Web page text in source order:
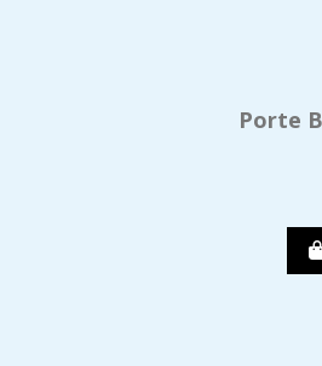
Porte